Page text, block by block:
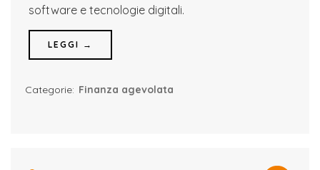
software e tecnologie digitali.
LEGGI →
Categorie: Finanza agevolata